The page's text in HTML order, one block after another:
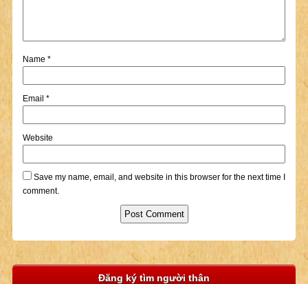
Name *
Email *
Website
Save my name, email, and website in this browser for the next time I
comment.
Đăng ký tìm người thân